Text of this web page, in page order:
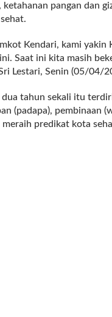
pangan dan
Kendari, kami yakin
Saat ini kita masih
Lestari, Senin (05/04/
dua tahun sekali itu
(padapa), pembinaan
predikat kota